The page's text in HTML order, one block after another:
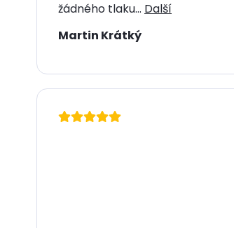
žádného tlaku... Další
Martin Krátký